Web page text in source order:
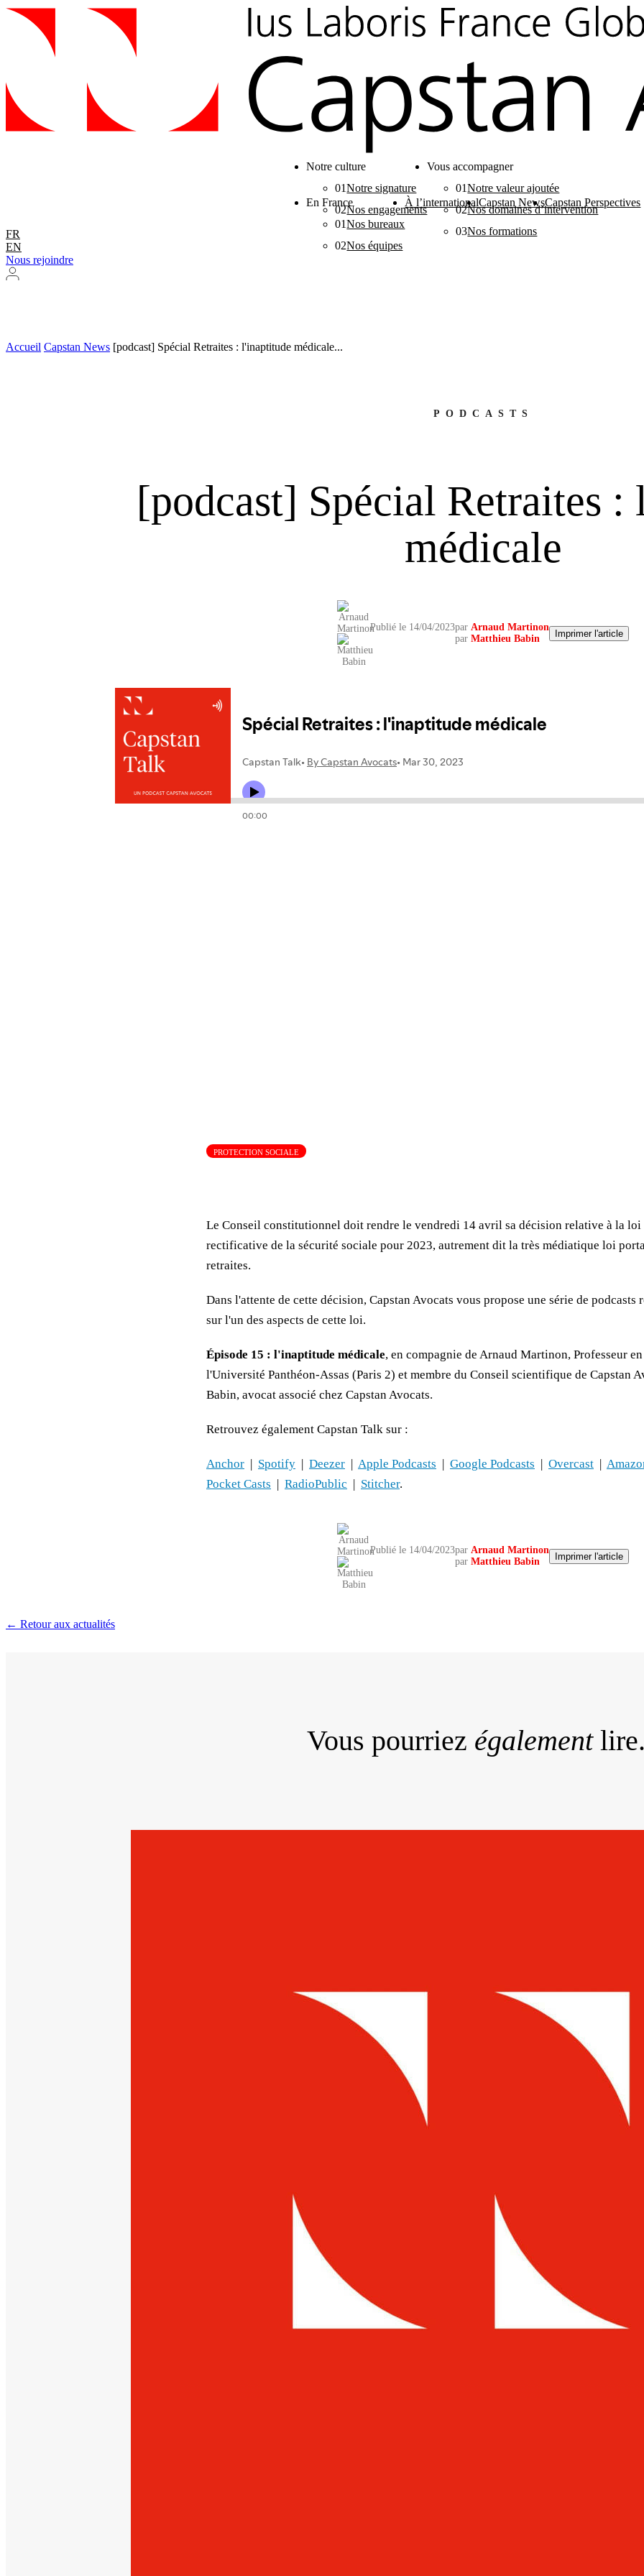
Notre culture
01Notre signature
02Nos engagements
Vous accompagner
01Notre valeur ajoutée
02Nos domaines d’intervention
03Nos formations
En France
01Nos bureaux
02Nos équipes
À l’internationalCapstan NewsCapstan Perspectives
FR
EN
Nous rejoindre
Accueil Capstan News [podcast] Spécial Retraites : l'inaptitude médicale...
PODCASTS
[podcast] Spécial Retraites
médicale
Publié le 14/04/2023par Arnaud Martinon
par Matthieu Babin Imprimer l'article
PROTECTION SOCIALE
Le Conseil constitutionnel doit rendre le vendredi 14 avril sa décision relative à la loi
rectificative de la sécurité sociale pour 2023, autrement dit la très médiatique loi
retraites.
Dans l'attente de cette décision, Capstan Avocats vous propose une série de podcasts
sur l'un des aspects de cette loi.
Épisode 15 : l'inaptitude médicale, en compagnie de Arnaud Martinon, Professeur
l'Université Panthéon-Assas (Paris 2) et membre du Conseil scientifique de Capstan
Babin, avocat associé chez Capstan Avocats.
Retrouvez également Capstan Talk sur :
Anchor Spotify Deezer Apple Podcasts Google Podcasts Overcast
Pocket Casts
RadioPublic Stitcher.
Publié le 14/04/2023par Arnaud Martinon
par Matthieu Babin Imprimer l'article
← Retour aux actualités
Vous pourriez également